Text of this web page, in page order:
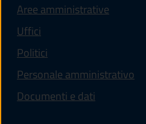
Aree amministrative
Uffici
Politici
Personale amministrativo
Documenti e dati